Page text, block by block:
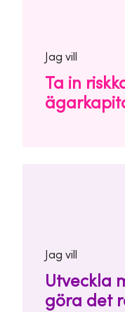
Jag vill
Ta in
Jag vill
Utveckla
göra det